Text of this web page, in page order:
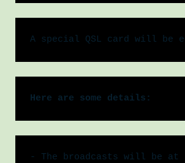
A special QSL card will be
Here are some details:
- The broadcasts will be